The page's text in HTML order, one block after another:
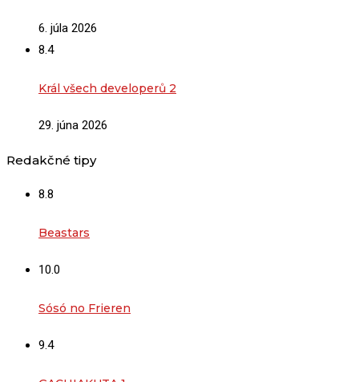
6. júla 2026
8.4
Král všech developerů 2
29. júna 2026
Redakčné tipy
8.8
Beastars
10.0
Sósó no Frieren
9.4